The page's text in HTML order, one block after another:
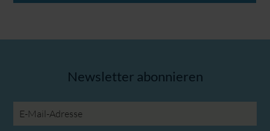
Newsletter abonnieren
Adresse